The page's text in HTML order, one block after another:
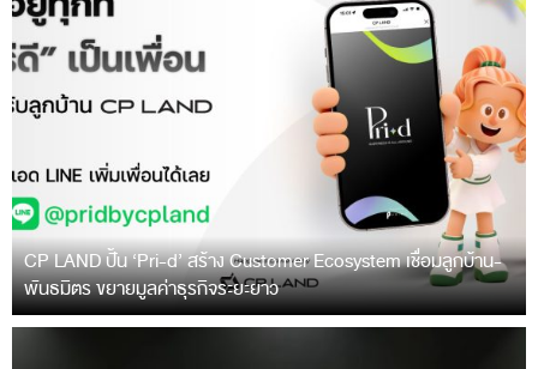
CP LAND ปั้น ‘Pri-d’ สร้าง Customer Ecosystem เชื่อมลูกบ้าน-
พันธมิตร ขยายมูลค่าธุรกิจระยะยาว